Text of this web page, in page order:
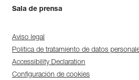
Sala de prensa
Aviso legal
Política de tratamiento de datos
Accessibility Declaration
Configuración de cookies